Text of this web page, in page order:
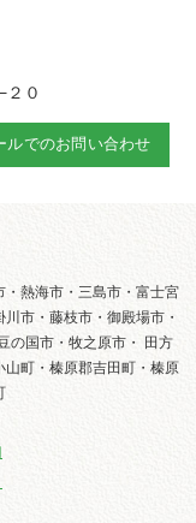
２０
ルでのお問い合わせ
熱海市・三島市・富士宮
市・藤枝市・御殿場市・
の国市・牧之原市・ 田方
町・榛原郡吉田町・榛原